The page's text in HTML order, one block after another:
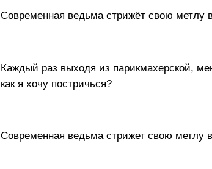
Современная ведьма стрижёт свою метлу
Каждый раз выходя из парикмахерской,
как я хочу постричься?
Современная ведьма стрижет свою метлу